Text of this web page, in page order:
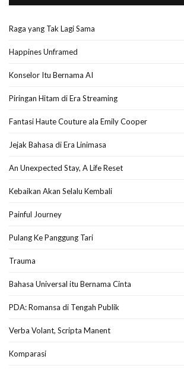
Raga yang Tak Lagi Sama
Happines Unframed
Konselor Itu Bernama AI
Piringan Hitam di Era Streaming
Fantasi Haute Couture ala Emily Cooper
Jejak Bahasa di Era Linimasa
An Unexpected Stay, A Life Reset
Kebaikan Akan Selalu Kembali
Painful Journey
Pulang Ke Panggung Tari
Trauma
Bahasa Universal itu Bernama Cinta
PDA: Romansa di Tengah Publik
Verba Volant, Scripta Manent
Komparasi